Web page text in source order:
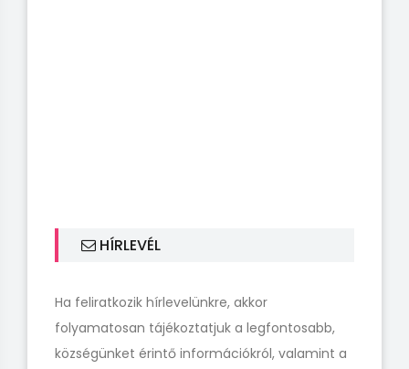
HÍRLEVÉL
Ha feliratkozik hírlevelünkre, akkor
folyamatosan tájékoztatjuk a legfontosabb,
községünket érintő információkról, valamint a